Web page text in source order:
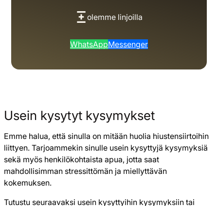
olemme linjoilla
WhatsAppMessenger
Usein kysytyt kysymykset
Emme halua, että sinulla on mitään huolia hiustensiirtoihin
liittyen. Tarjoammekin sinulle usein kysyttyjä kysymyksiä
sekä myös henkilökohtaista apua, jotta saat
mahdollisimman stressittömän ja miellyttävän
kokemuksen.
Tutustu seuraavaksi usein kysyttyihin kysymyksiin tai